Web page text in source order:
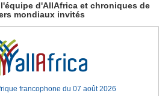
d'AllAfrica et chroniques de
mondiaux invités
francophone du 07 août 2026